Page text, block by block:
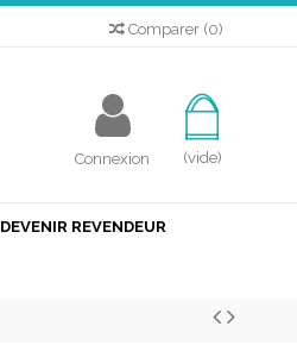
Comparer (0)
(vide)
Connexion
DEVENIR REVENDEUR